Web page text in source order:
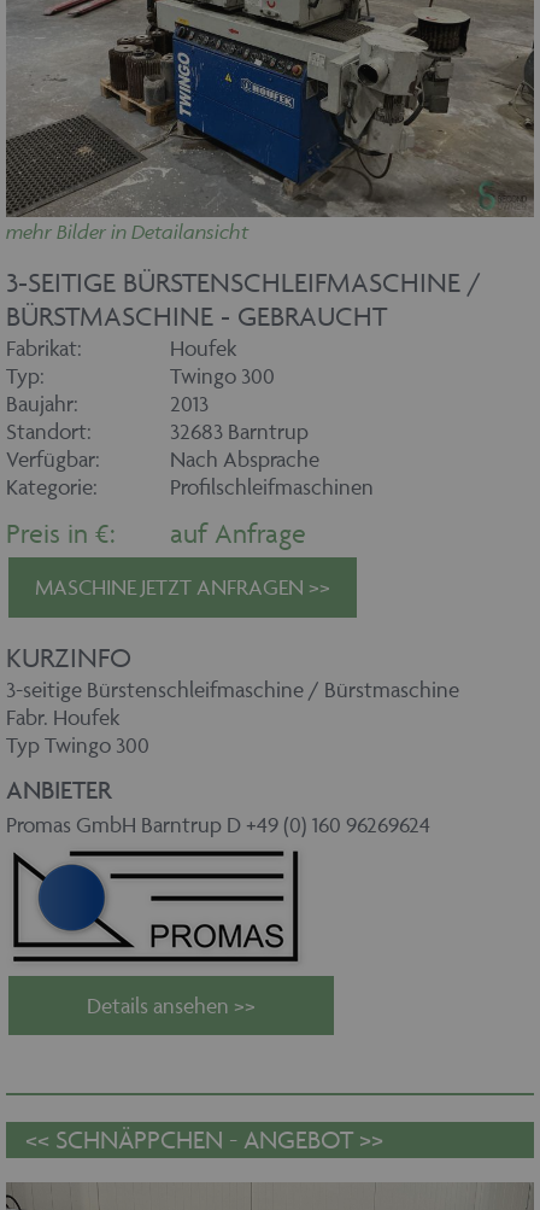
mehr Bilder in Detailansicht
3-SEITIGE BÜRSTENSCHLEIFMASCHINE /
BÜRSTMASCHINE - GEBRAUCHT
Fabrikat:
Houfek
Typ:
Twingo 300
Baujahr:
2013
Standort:
32683 Barntrup
Verfügbar:
Nach Absprache
Kategorie:
Profilschleifmaschinen
Preis in €: auf Anfrage
MASCHINE JETZT ANFRAGEN >>
KURZINFO
3-seitige Bürstenschleifmaschine / Bürstmaschine
Fabr. Houfek
Typ Twingo 300
ANBIETER
Promas GmbH Barntrup D +49 (0) 160 96269624
Details ansehen >>